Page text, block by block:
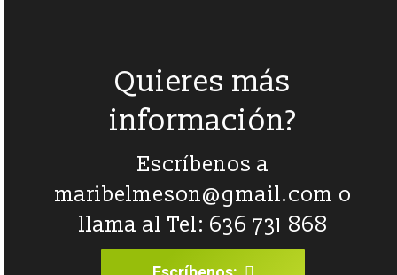
Quieres más
información?
Escríbenos a
maribelmeson@gmail.com o
llama al Tel: 636 731 868